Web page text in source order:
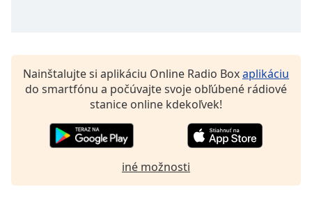
Beginning
dialog
window.
the
Nainštalujte si aplikáciu Online Radio Boxaplikáciu
do smartfónu a počúvajte svoje obľúbené rádiové
stanice online kdekoľvek!
iné možnosti